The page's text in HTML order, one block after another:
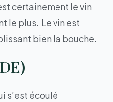
certainement le vin
le plus. Le vin est
bien la bouche.
s’est écoulé